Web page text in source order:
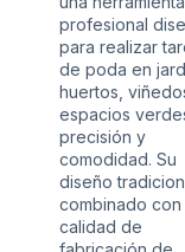
profesional
para realizar
de poda en
huertos,
espacios
precisión y
comodidad. Su
diseño
combinado con
calidad de